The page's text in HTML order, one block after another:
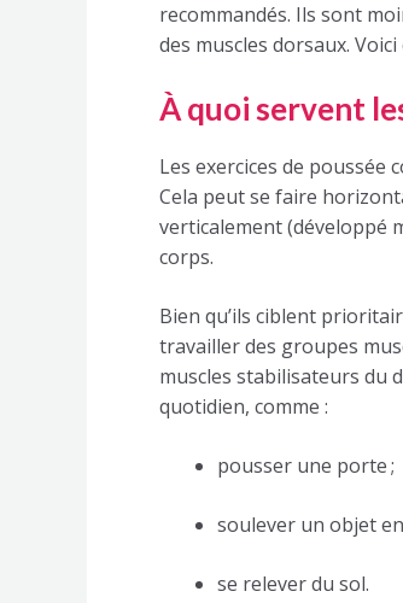
recommandés. Ils sont
des muscles dorsaux.
À quoi servent
Les exercices de
Cela peut se faire
verticalement (développé
corps.
Bien qu’ils ciblent
travailler des groupes
muscles stabilisateurs du
quotidien, comme :
pousser une porte ;
soulever un objet
se relever du sol.